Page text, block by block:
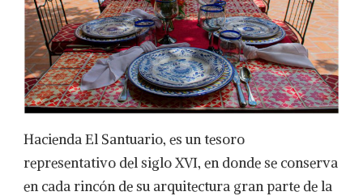
Hacienda El Santuario, es un tesoro
representativo del siglo XVI, en donde se conserva
en cada rincón de su arquitectura gran parte de la